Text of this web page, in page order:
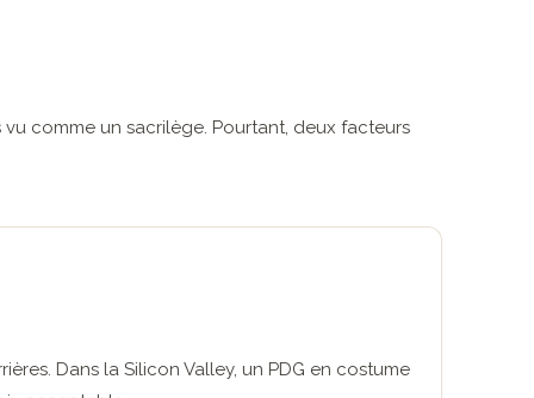
comme un sacrilège. Pourtant, deux facteurs
Dans la Silicon Valley, un PDG en costume